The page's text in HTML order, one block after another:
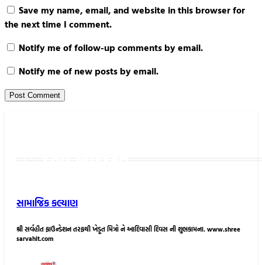
Save my name, email, and website in this browser for
the next time I comment.
Notify me of follow-up comments by email.
Notify me of new posts by email.
સામાજિક કલ્યાણ
શ્રી સર્વહીત ફાઉન્ડેશન તરફથી ખેડૂત મિત્રો ને આદિવાસી દિવસ ની શુભકામના. www.shree
sarvahit.com